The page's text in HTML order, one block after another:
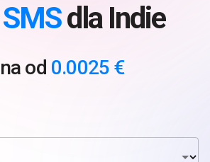
SMSdla Indie
od 0.0025 €